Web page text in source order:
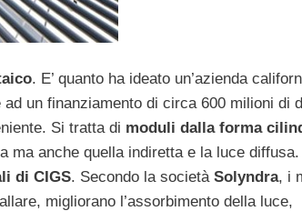
. E’ quanto ha ideato un’azienda
un finanziamento di circa 600 milioni di
Si tratta di moduli dalla forma
ma anche quella indiretta e la luce
di CIGS. Secondo la società Solyndra, i
migliorano l’assorbimento della luce,